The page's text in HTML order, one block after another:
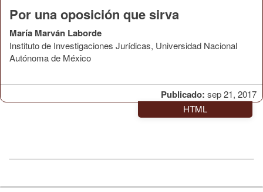
Publicado: sep 21, 2017
Por una oposición que sirva
María Marván Laborde
Instituto de Investigaciones Jurídicas, Universidad Nacional
Autónoma de México
HTML